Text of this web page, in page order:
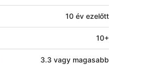
10 év ezelőtt
10+
3.3 vagy magasabb